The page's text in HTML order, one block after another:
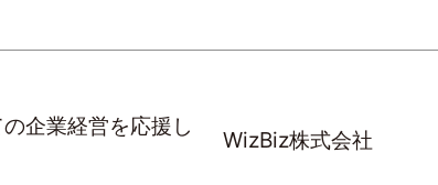
企業経営を応援し
WizBiz株式会社